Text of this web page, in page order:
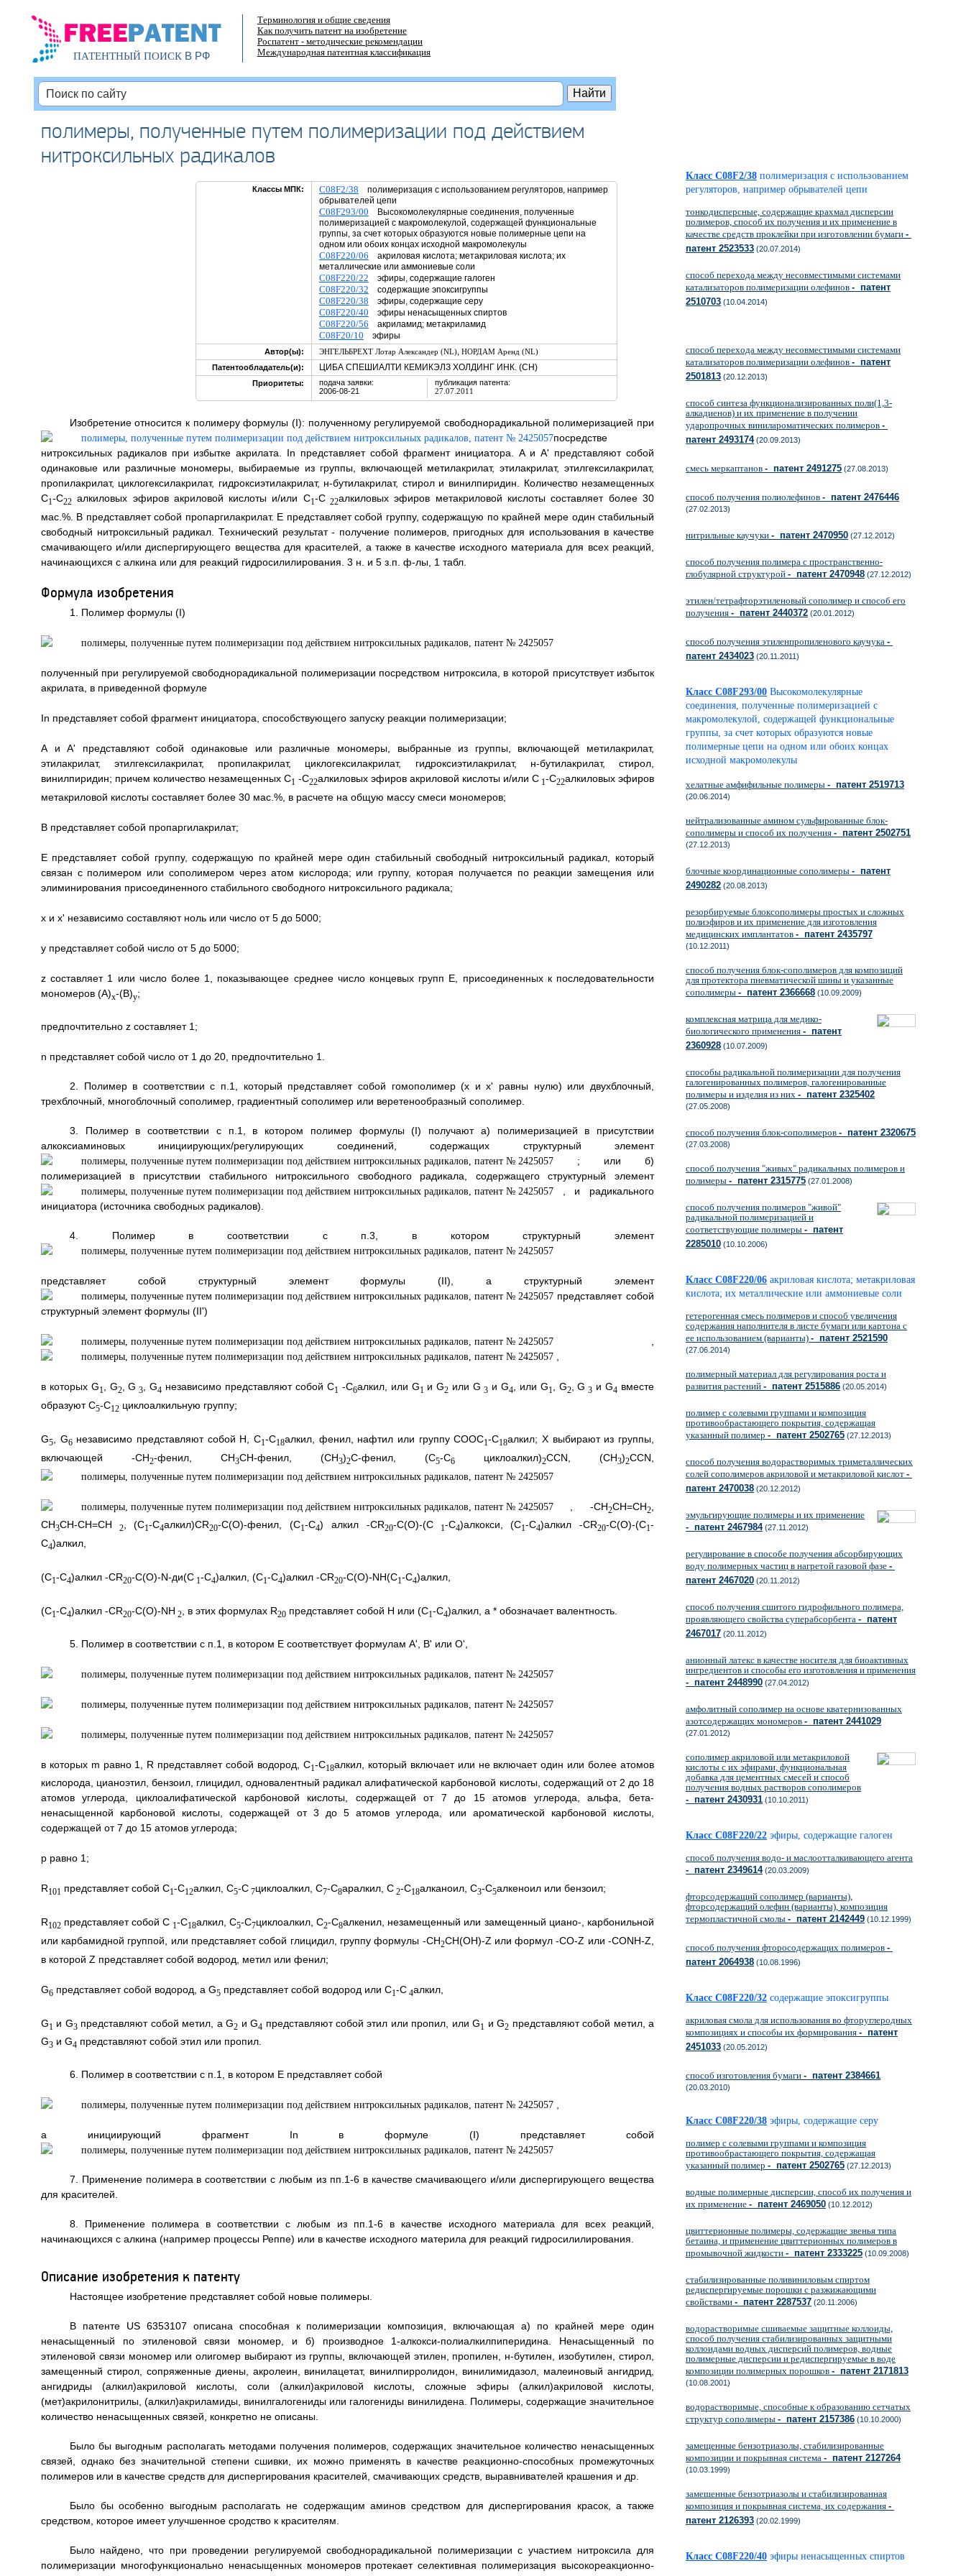
ПАТЕНТНЫЙ ПОИСКВ РФ
Терминология и общие сведения
Как получить патент на изобретение
Роспатент - методические рекомендации
Международная патентная классификация
полимеры, полученные путем полимеризации под действием
нитроксильных радикалов
Классы МПК: C08F2/38 полимеризация с использованием регуляторов, например
обрывателей цепи
C08F293/00 Высокомолекулярные соединения, полученные
полимеризацией с макромолекулой, содержащей функциональные
группы, за счет которых образуются новые полимерные цепи на
одном или обоих концах исходной макромолекулы
C08F220/06 акриловая кислота; метакриловая кислота; их
металлические или аммониевые соли
C08F220/22 эфиры, содержащие галоген
C08F220/32 содержащие эпоксигруппы
C08F220/38 эфиры, содержащие серу
C08F220/40 эфиры ненасыщенных спиртов
C08F220/56 акриламид; метакриламид
C08F20/10 эфиры
Автор(ы): ЭНГЕЛЬБРЕХТ Лотар Александер (NL), НОРДАМ Аренд (NL)
Патентообладатель(и):
ЦИБА СПЕШИАЛТИ КЕМИКЭЛЗ ХОЛДИНГ ИНК. (CH)
Приоритеты:
подача заявки:
2006-08-21
публикация патента:
27.07.2011
Изобретение относится к полимеру формулы (I): полученному регулируемой свободнорадикальной полимеризацией при
посредстве
нитроксильных радикалов при избытке акрилата. In представляет собой фрагмент инициатора. А и А' представляют собой
одинаковые или различные мономеры, выбираемые из группы, включающей метилакрилат, этилакрилат, этилгексилакрилат,
пропилакрилат, циклогексилакрилат, гидроксиэтилакрилат, н-бутилакрилат, стирол и винилпиридин. Количество незамещенных
С1-С22алкиловых эфиров акриловой кислоты и/или C1-С22алкиловых эфиров метакриловой кислоты составляет более 30
мас.%. В представляет собой пропаргилакрилат. Е представляет собой группу, содержащую по крайней мере один стабильный
свободный нитроксильный радикал. Технический результат - получение полимеров, пригодных для использования в качестве
смачивающего и/или диспергирующего вещества для красителей, а также в качестве исходного материала для всех реакций,
начинающихся с алкина или для реакций гидросилилирования. 3 н. и 5 з.п. ф-лы, 1 табл.
Формула изобретения
1. Полимер формулы (I)
полученный при регулируемой свободнорадикальной полимеризации посредством нитроксила, в которой присутствует избыток
акрилата, в приведенной формуле
In представляет собой фрагмент инициатора, способствующего запуску реакции полимеризации;
А и А' представляют собой одинаковые или различные мономеры, выбранные из группы, включающей метилакрилат,
этилакрилат, этилгексилакрилат, пропилакрилат, циклогексилакрилат, гидроксиэтилакрилат, н-бутилакрилат, стирол,
винилпиридин; причем количество незамещенных С1 -С22алкиловых эфиров акриловой кислоты и/или С 1-С22алкиловых эфиров
метакриловой кислоты составляет более 30 мас.%, в расчете на общую массу смеси мономеров;
В представляет собой пропаргилакрилат;
Е представляет собой группу, содержащую по крайней мере один стабильный свободный нитроксильный радикал, который
связан с полимером или сополимером через атом кислорода; или группу, которая получается по реакции замещения или
элиминирования присоединенного стабильного свободного нитроксильного радикала;
х и х' независимо составляют ноль или число от 5 до 5000;
у представляет собой число от 5 до 5000;
z составляет 1 или число более 1, показывающее среднее число концевых групп Е, присоединенных к последовательности
мономеров (А)х-(В)у;
предпочтительно z составляет 1;
n представляет собой число от 1 до 20, предпочтительно 1.
2. Полимер в соответствии с п.1, который представляет собой гомополимер (х и х' равны нулю) или двухблочный,
трехблочный, многоблочный сополимер, градиентный сополимер или веретенообразный сополимер.
3. Полимер в соответствии с п.1, в котором полимер формулы (I) получают а) полимеризацией в присутствии
алкоксиаминовых инициирующих/регулирующих соединений, содержащих структурный элемент
; или б)
полимеризацией в присутствии стабильного нитроксильного свободного радикала, содержащего структурный элемент
, и радикального
инициатора (источника свободных радикалов).
4. Полимер в соответствии с п.3, в котором структурный элемент
представляет собой структурный элемент формулы (II), а структурный элемент
представляет собой
структурный элемент формулы (II')
,
,
в которых G1, G2, G 3, G4 независимо представляют собой C1 -С6алкил, или G1 и G2 или G 3 и G4, или G1, G2, G 3 и G4 вместе
образуют C5-С12циклоалкильную группу;
G5 , G6независимо представляют собой Н, С1-С18алкил, фенил, нафтил или группу COOC1-С18алкил; X выбирают из группы,
включающей -СН2-фенил, СН3СН-фенил, (СН3)2С-фенил, (С5-С6 циклоалкил)2CCN, (CH3)2CCN,
, -СН2СН=СН2
СН3СН-СН=СН 2, (С1-С4алкил)CR20-С(O)-фенил, (C1-C4) алкил -CR20-С(O)-(С1-С4)алкокси, (С1-С4)алкил -CR20-C(O)-(С1-
С4)алкил,
(С1-С4)алкил -CR20-С(O)-N-ди(С1-С4)алкил, (С1-С4)алкил -CR20-C(O)-NH(C1-C4)алкил,
(С1 -С4)алкил -CR20-C(O)-NH 2, в этих формулах R20представляет собой Н или (С1 -С4)алкил, а * обозначает валентность.
5. Полимер в соответствии с п.1, в котором Е соответствует формулам А', В' или О',
в которых m равно 1, R представляет собой водород, С1 -С18алкил, который включает или не включает один или более атомов
кислорода, цианоэтил, бензоил, глицидил, одновалентный радикал алифатической карбоновой кислоты, содержащий от 2 до 18
атомов углерода, циклоалифатической карбоновой кислоты, содержащей от 7 до 15 атомов углерода, альфа, бета-
ненасыщенной карбоновой кислоты, содержащей от 3 до 5 атомов углерода, или ароматической карбоновой кислоты,
содержащей от 7 до 15 атомов углерода;
р равно 1;
R101 представляет собой С1-С12алкил, С5-С7циклоалкил, С7-С8аралкил, С2-С18алканоил, С3-С5алкеноил или бензоил;
R102представляет собой С 1-С18алкил, С5-С7циклоалкил, С2-С8алкенил, незамещенный или замещенный циано-, карбонильной
или карбамидной группой, или представляет собой глицидил, группу формулы -СН2СН(ОН)-Z или формул -CO-Z или -CONH-Z,
в которой Z представляет собой водород, метил или фенил;
G6представляет собой водород, a G5 представляет собой водород или C1 -С4алкил,
G1 и G3представляют собой метил, a G2 и G4 представляют собой этил или пропил, или G1 и G2 представляют собой метил, а
G3и G4 представляют собой этил или пропил.
6. Полимер в соответствии с п.1, в котором Е представляет собой
,
а инициирующий фрагмент In в формуле (I) представляет собой
7. Применение полимера в соответствии с любым из пп.1-6 в качестве смачивающего и/или диспергирующего вещества
для красителей.
8. Применение полимера в соответствии с любым из пп.1-6 в качестве исходного материала для всех реакций,
начинающихся с алкина (например процессы Реппе) или в качестве исходного материла для реакций гидросилилирования.
Описание изобретения к патенту
Настоящее изобретение представляет собой новые полимеры.
В патенте US 6353107 описана способная к полимеризации композиция, включающая а) по крайней мере один
ненасыщенный по этиленовой связи мономер, и б) производное 1-алкокси-полиалкилпиперидина. Ненасыщенный по
этиленовой связи мономер или олигомер выбирают из группы, включающей этилен, пропилен, н-бутилен, изобутилен, стирол,
замещенный стирол, сопряженные диены, акролеин, винилацетат, винилпирролидон, винилимидазол, малеиновый ангидрид,
ангидриды (алкил)акриловой кислоты, соли (алкил)акриловой кислоты, сложные эфиры (алкил)акриловой кислоты,
(мет)акрилонитрилы, (алкил)акриламиды, винилгалогениды или галогениды винилидена. Полимеры, содержащие значительное
количество ненасыщенных связей, конкретно не описаны.
Было бы выгодным располагать методами получения полимеров, содержащих значительное количество ненасыщенных
связей, однако без значительной степени сшивки, их можно применять в качестве реакционно-способных промежуточных
полимеров или в качестве средств для диспергирования красителей, смачивающих средств, выравнивателей крашения и др.
Было бы особенно выгодным располагать не содержащим аминов средством для диспергирования красок, а также
средством, которое имеет улучшенное сродство к красителям.
Было найдено, что при проведении регулируемой свободнорадикальной полимеризации с участием нитроксила для
полимеризации многофункционально ненасыщенных мономеров протекает селективная полимеризация высокореакционно-
Класс C08F2/38 полимеризация с использованием
регуляторов, например обрывателей цепи
тонкодисперсные, содержащие крахмал дисперсии
полимеров, способ их получения и их применение в
качестве средств проклейки при изготовлении бумаги -
патент 2523533 (20.07.2014)
способ перехода между несовместимыми системами
катализаторов полимеризации олефинов - патент
2510703 (10.04.2014)
способ перехода между несовместимыми системами
катализаторов полимеризации олефинов - патент
2501813 (20.12.2013)
способ синтеза функционализированных поли(1,3-
алкадиенов) и их применение в получении
ударопрочных винилароматических полимеров -
патент 2493174(20.09.2013)
смесь меркаптанов - патент 2491275 (27.08.2013)
способ получения полиолефинов - патент 2476446
(27.02.2013)
нитрильные каучуки - патент 2470950 (27.12.2012)
способ получения полимера с пространственно-
глобулярной структурой - патент 2470948 (27.12.2012)
этилен/тетрафторэтиленовый сополимер и способ его
получения - патент 2440372 (20.01.2012)
способ получения этиленпропиленового каучука -
патент 2434023 (20.11.2011)
Класс C08F293/00 Высокомолекулярные
соединения, полученные полимеризацией с
макромолекулой, содержащей функциональные
группы, за счет которых образуются новые
полимерные цепи на одном или обоих концах
исходной макромолекулы
хелатные амфифильные полимеры - патент 2519713
(20.06.2014)
нейтрализованные амином сульфированные блок-
сополимеры и способ их получения - патент 2502751
(27.12.2013)
блочные координационные сополимеры - патент
2490282 (20.08.2013)
резорбируемые блоксополимеры простых и сложных
полиэфиров и их применение для изготовления
медицинских имплантатов - патент 2435797
(10.12.2011)
способ получения блок-сополимеров для композиций
для протектора пневматической шины и указанные
сополимеры - патент 2366668 (10.09.2009)
комплексная матрица для медико-
биологического применения - патент
2360928 (10.07.2009)
способы радикальной полимеризации для получения
галогенированных полимеров, галогенированные
полимеры и изделия из них - патент 2325402
(27.05.2008)
способ получения блок-сополимеров - патент 2320675
(27.03.2008)
способ получения "живых" радикальных полимеров и
полимеры - патент 2315775 (27.01.2008)
способ получения полимеров "живой"
радикальной полимеризацией и
соответствующие полимеры - патент
2285010 (10.10.2006)
Класс C08F220/06 акриловая кислота; метакриловая
кислота; их металлические или аммониевые соли
гетерогенная смесь полимеров и способ увеличения
содержания наполнителя в листе бумаги или картона с
ее использованием (варианты) - патент 2521590
(27.06.2014)
полимерный материал для регулирования роста и
развития растений - патент 2515886 (20.05.2014)
полимер с солевыми группами и композиция
противообрастающего покрытия, содержащая
указанный полимер - патент 2502765 (27.12.2013)
способ получения водорастворимых триметаллических
солей сополимеров акриловой и метакриловой кислот -
патент 2470038 (20.12.2012)
эмульгирующие полимеры и их применение
- патент 2467984(27.11.2012)
регулирование в способе получения абсорбирующих
воду полимерных частиц в нагретой газовой фазе -
патент 2467020 (20.11.2012)
способ получения сшитого гидрофильного полимера,
проявляющего свойства суперабсорбента - патент
2467017 (20.11.2012)
анионный латекс в качестве носителя для биоактивных
ингредиентов и способы его изготовления и применения
- патент 2448990 (27.04.2012)
амфолитный сополимер на основе кватернизованных
азотсодержащих мономеров - патент 2441029
(27.01.2012)
сополимер акриловой или метакриловой
кислоты с их эфирами, функциональная
добавка для цементных смесей и способ
получения водных растворов сополимеров
- патент 2430931 (10.10.2011)
Класс C08F220/22 эфиры, содержащие галоген
способ получения водо- и маслоотталкивающего агента
- патент 2349614(20.03.2009)
фторсодержащий сополимер (варианты),
фторсодержащий олефин (варианты), композиция
термопластичной смолы - патент 2142449 (10.12.1999)
способ получения фторосодержащих полимеров -
патент 2064938 (10.08.1996)
Класс C08F220/32 содержащие эпоксигруппы
акриловая смола для использования во фторуглеродных
композициях и способы их формирования - патент
2451033 (20.05.2012)
способ изготовления бумаги - патент 2384661
(20.03.2010)
Класс C08F220/38 эфиры, содержащие серу
полимер с солевыми группами и композиция
противообрастающего покрытия, содержащая
указанный полимер - патент 2502765 (27.12.2013)
водные полимерные дисперсии, способ их получения и
их применение - патент 2469050 (10.12.2012)
цвиттерионные полимеры, содержащие звенья типа
бетаина, и применение цвиттерионных полимеров в
промывочной жидкости - патент 2333225 (10.09.2008)
стабилизированные поливиниловым спиртом
редиспергируемые порошки с разжижающими
свойствами - патент 2287537 (20.11.2006)
водорастворимые сшиваемые защитные коллоиды,
способ получения стабилизированных защитными
коллоидами водных дисперсий полимеров, водные
полимерные дисперсии и редиспергируемые в воде
композиции полимерных порошков - патент 2171813
(10.08.2001)
водорастворимые, способные к образованию сетчатых
структур сополимеры - патент 2157386 (10.10.2000)
замещенные бензотриазолы, стабилизированные
композиции и покрывная система - патент 2127264
(10.03.1999)
замешенные бензотриазолы и стабилизированная
композиция и покрывная система, их содержания -
патент 2126393 (20.02.1999)
Класс C08F220/40 эфиры ненасыщенных спиртов